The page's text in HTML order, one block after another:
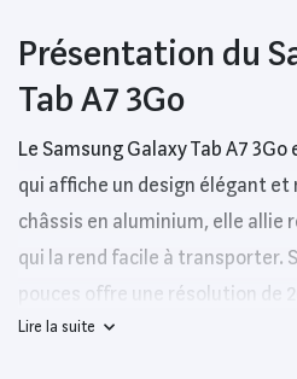
Présentation du
Tab A7 3Go
Le Samsung Galaxy Tab A7
qui affiche un design élégant et
châssis en aluminium, elle allie
qui la rend facile à transporter.
pouces offre une résolution de
pour la visualisation de vidéos,
Lire la suite